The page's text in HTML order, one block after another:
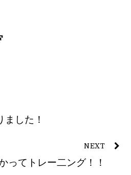
した！
NEXT
ってトレー二ング！！